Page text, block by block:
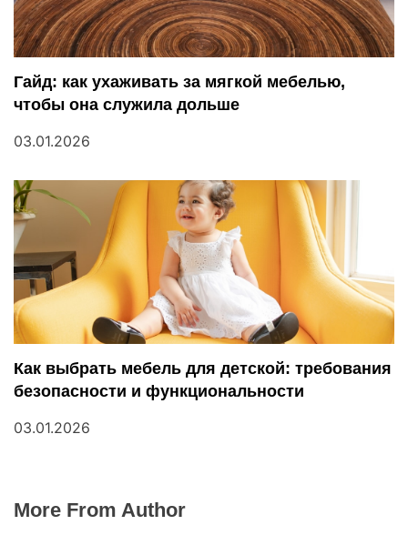
с
я
м
Гайд: как ухаживать за мягкой мебелью,
чтобы она служила дольше
03.01.2026
Как выбрать мебель для детской: требования
безопасности и функциональности
03.01.2026
More From Author